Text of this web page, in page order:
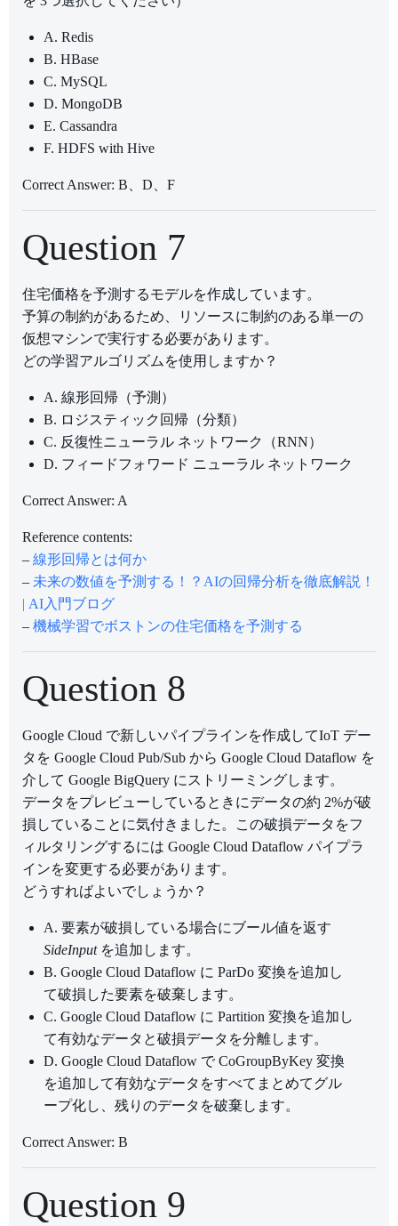
A. Redis
B. HBase
C. MySQL
D. MongoDB
E. Cassandra
F. HDFS with Hive
Correct Answer: B、D、F
Question 7
住宅価格を予測するモデルを作成しています。
予算の制約があるため、リソースに制約のある単一の
仮想マシンで実行する必要があります。
どの学習アルゴリズムを使用しますか？
A. 線形回帰（予測）
B. ロジスティック回帰（分類）
C. 反復性ニューラル ネットワーク（RNN）
D. フィードフォワード ニューラル ネットワーク
Correct Answer: A
Reference contents:
– 線形回帰とは何か
– 未来の数値を予測する！？AIの回帰分析を徹底解説！
| AI入門ブログ
– 機械学習でボストンの住宅価格を予測する
Question 8
Google Cloud で新しいパイプラインを作成してIoT デー
タを Google Cloud Pub/Sub から Google Cloud Dataflow を
介して Google BigQuery にストリーミングします。
データをプレビューしているときにデータの約 2%が破
損していることに気付きました。この破損データをフ
ィルタリングするには Google Cloud Dataflow パイプラ
インを変更する必要があります。
どうすればよいでしょうか？
A. 要素が破損している場合にブール値を返す
SideInputを追加します。
B. Google Cloud Dataflow に ParDo 変換を追加し
て破損した要素を破棄します。
C. Google Cloud Dataflow に Partition 変換を追加し
て有効なデータと破損データを分離します。
D. Google Cloud Dataflow で CoGroupByKey 変換
を追加して有効なデータをすべてまとめてグル
ープ化し、残りのデータを破棄します。
Correct Answer: B
Question 9